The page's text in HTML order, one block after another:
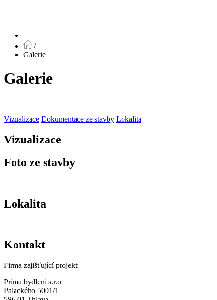
/
Galerie
Galerie
Vizualizace Dokumentace ze stavby Lokalita
Vizualizace
Foto ze stavby
Lokalita
Kontakt
Firma zajišťující projekt:
Prima bydlení s.r.o.
Palackého 5001/1